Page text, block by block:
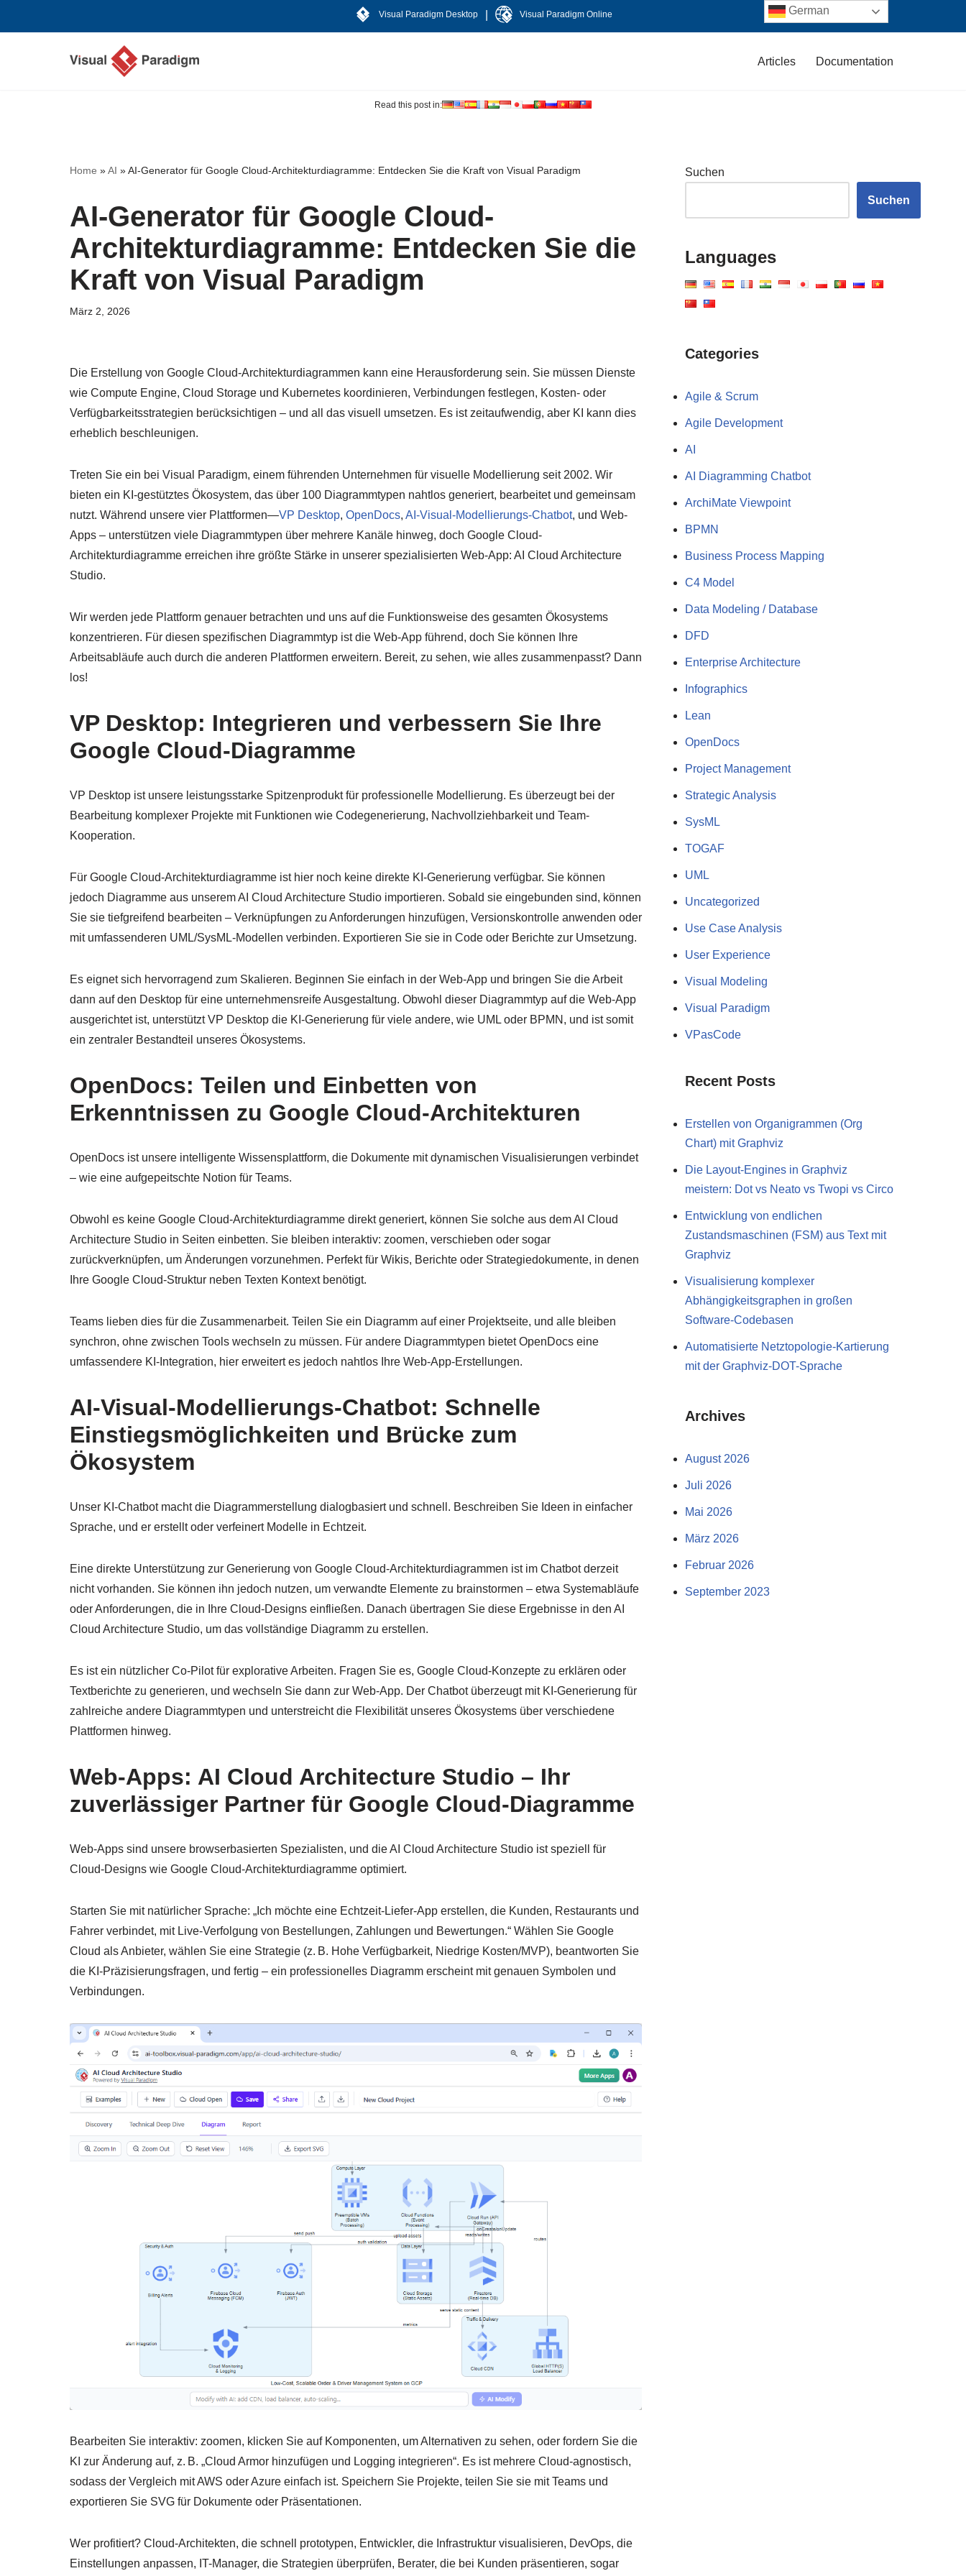
Visual Paradigm Desktop Visual Paradigm Online
Articles Documentation
Read this post in:
Home »AI »AI-Generator für Google Cloud-Architekturdiagramme: Entdecken Sie die Kraft von Visual Paradigm
AI-Generator für Google Cloud-
Architekturdiagramme: Entdecken Sie die
Kraft von Visual Paradigm
März 2, 2026
Die Erstellung von Google Cloud-Architekturdiagrammen kann eine Herausforderung sein. Sie müssen Dienste
wie Compute Engine, Cloud Storage und Kubernetes koordinieren, Verbindungen festlegen, Kosten- oder
Verfügbarkeitsstrategien berücksichtigen – und all das visuell umsetzen. Es ist zeitaufwendig, aber KI kann dies
erheblich beschleunigen.
Treten Sie ein bei Visual Paradigm, einem führenden Unternehmen für visuelle Modellierung seit 2002. Wir
bieten ein KI-gestütztes Ökosystem, das über 100 Diagrammtypen nahtlos generiert, bearbeitet und gemeinsam
nutzt. Während unsere vier Plattformen—VP Desktop, OpenDocs, AI-Visual-Modellierungs-Chatbot, und Web-
Apps – unterstützen viele Diagrammtypen über mehrere Kanäle hinweg, doch Google Cloud-
Architekturdiagramme erreichen ihre größte Stärke in unserer spezialisierten Web-App: AI Cloud Architecture
Studio.
Wir werden jede Plattform genauer betrachten und uns auf die Funktionsweise des gesamten Ökosystems
konzentrieren. Für diesen spezifischen Diagrammtyp ist die Web-App führend, doch Sie können Ihre
Arbeitsabläufe auch durch die anderen Plattformen erweitern. Bereit, zu sehen, wie alles zusammenpasst? Dann
los!
VP Desktop: Integrieren und verbessern Sie Ihre
Google Cloud-Diagramme
VP Desktop ist unsere leistungsstarke Spitzenprodukt für professionelle Modellierung. Es überzeugt bei der
Bearbeitung komplexer Projekte mit Funktionen wie Codegenerierung, Nachvollziehbarkeit und Team-
Kooperation.
Für Google Cloud-Architekturdiagramme ist hier noch keine direkte KI-Generierung verfügbar. Sie können
jedoch Diagramme aus unserem AI Cloud Architecture Studio importieren. Sobald sie eingebunden sind, können
Sie sie tiefgreifend bearbeiten – Verknüpfungen zu Anforderungen hinzufügen, Versionskontrolle anwenden oder
mit umfassenderen UML/SysML-Modellen verbinden. Exportieren Sie sie in Code oder Berichte zur Umsetzung.
Es eignet sich hervorragend zum Skalieren. Beginnen Sie einfach in der Web-App und bringen Sie die Arbeit
dann auf den Desktop für eine unternehmensreife Ausgestaltung. Obwohl dieser Diagrammtyp auf die Web-App
ausgerichtet ist, unterstützt VP Desktop die KI-Generierung für viele andere, wie UML oder BPMN, und ist somit
ein zentraler Bestandteil unseres Ökosystems.
OpenDocs: Teilen und Einbetten von
Erkenntnissen zu Google Cloud-Architekturen
OpenDocs ist unsere intelligente Wissensplattform, die Dokumente mit dynamischen Visualisierungen verbindet
– wie eine aufgepeitschte Notion für Teams.
Obwohl es keine Google Cloud-Architekturdiagramme direkt generiert, können Sie solche aus dem AI Cloud
Architecture Studio in Seiten einbetten. Sie bleiben interaktiv: zoomen, verschieben oder sogar
zurückverknüpfen, um Änderungen vorzunehmen. Perfekt für Wikis, Berichte oder Strategiedokumente, in denen
Ihre Google Cloud-Struktur neben Texten Kontext benötigt.
Teams lieben dies für die Zusammenarbeit. Teilen Sie ein Diagramm auf einer Projektseite, und alle bleiben
synchron, ohne zwischen Tools wechseln zu müssen. Für andere Diagrammtypen bietet OpenDocs eine
umfassendere KI-Integration, hier erweitert es jedoch nahtlos Ihre Web-App-Erstellungen.
AI-Visual-Modellierungs-Chatbot: Schnelle
Einstiegsmöglichkeiten und Brücke zum
Ökosystem
Unser KI-Chatbot macht die Diagrammerstellung dialogbasiert und schnell. Beschreiben Sie Ideen in einfacher
Sprache, und er erstellt oder verfeinert Modelle in Echtzeit.
Eine direkte Unterstützung zur Generierung von Google Cloud-Architekturdiagrammen ist im Chatbot derzeit
nicht vorhanden. Sie können ihn jedoch nutzen, um verwandte Elemente zu brainstormen – etwa Systemabläufe
oder Anforderungen, die in Ihre Cloud-Designs einfließen. Danach übertragen Sie diese Ergebnisse in den AI
Cloud Architecture Studio, um das vollständige Diagramm zu erstellen.
Es ist ein nützlicher Co-Pilot für explorative Arbeiten. Fragen Sie es, Google Cloud-Konzepte zu erklären oder
Textberichte zu generieren, und wechseln Sie dann zur Web-App. Der Chatbot überzeugt mit KI-Generierung für
zahlreiche andere Diagrammtypen und unterstreicht die Flexibilität unseres Ökosystems über verschiedene
Plattformen hinweg.
Web-Apps: AI Cloud Architecture Studio – Ihr
zuverlässiger Partner für Google Cloud-Diagramme
Web-Apps sind unsere browserbasierten Spezialisten, und die AI Cloud Architecture Studio ist speziell für
Cloud-Designs wie Google Cloud-Architekturdiagramme optimiert.
Starten Sie mit natürlicher Sprache: „Ich möchte eine Echtzeit-Liefer-App erstellen, die Kunden, Restaurants und
Fahrer verbindet, mit Live-Verfolgung von Bestellungen, Zahlungen und Bewertungen.“ Wählen Sie Google
Cloud als Anbieter, wählen Sie eine Strategie (z. B. Hohe Verfügbarkeit, Niedrige Kosten/MVP), beantworten Sie
die KI-Präzisierungsfragen, und fertig – ein professionelles Diagramm erscheint mit genauen Symbolen und
Verbindungen.
Bearbeiten Sie interaktiv: zoomen, klicken Sie auf Komponenten, um Alternativen zu sehen, oder fordern Sie die
KI zur Änderung auf, z. B. „Cloud Armor hinzufügen und Logging integrieren“. Es ist mehrere Cloud-agnostisch,
sodass der Vergleich mit AWS oder Azure einfach ist. Speichern Sie Projekte, teilen Sie sie mit Teams und
exportieren Sie SVG für Dokumente oder Präsentationen.
Wer profitiert? Cloud-Architekten, die schnell prototypen, Entwickler, die Infrastruktur visualisieren, DevOps, die
Einstellungen anpassen, IT-Manager, die Strategien überprüfen, Berater, die bei Kunden präsentieren, sogar
Suchen
Suchen
Languages
Categories
Agile & Scrum
Agile Development
AI
AI Diagramming Chatbot
ArchiMate Viewpoint
BPMN
Business Process Mapping
C4 Model
Data Modeling / Database
DFD
Enterprise Architecture
Infographics
Lean
OpenDocs
Project Management
Strategic Analysis
SysML
TOGAF
UML
Uncategorized
Use Case Analysis
User Experience
Visual Modeling
Visual Paradigm
VPasCode
Recent Posts
Erstellen von Organigrammen (Org
Chart) mit Graphviz
Die Layout-Engines in Graphviz
meistern: Dot vs Neato vs Twopi vs Circo
Entwicklung von endlichen
Zustandsmaschinen (FSM) aus Text mit
Graphviz
Visualisierung komplexer
Abhängigkeitsgraphen in großen
Software-Codebasen
Automatisierte Netztopologie-Kartierung
mit der Graphviz-DOT-Sprache
Archives
August 2026
Juli 2026
Mai 2026
März 2026
Februar 2026
September 2023
German